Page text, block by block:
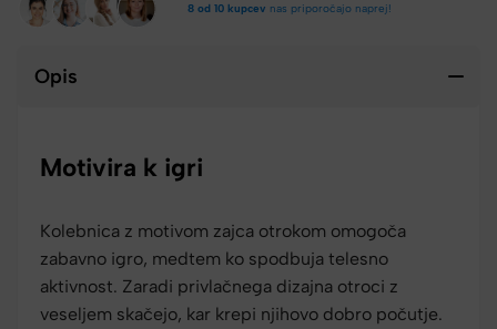
8 od 10 kupcev nas priporočajo naprej!
Opis
Motivira k igri
Kolebnica z motivom zajca otrokom omogoča
zabavno igro, medtem ko spodbuja telesno
aktivnost. Zaradi privlačnega dizajna otroci z
veseljem skačejo, kar krepi njihovo dobro počutje.